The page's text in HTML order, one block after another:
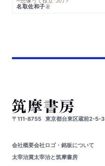
名取佐和子著
〒111-8755 東京都台東区蔵前2-5-3
会社概要会社ロゴ・銘板について
太宰治賞太宰治と筑摩書房